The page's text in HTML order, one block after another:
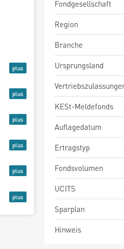
Fondgesellschaft
Region
Branche
Ursprungsland
KESt-Meldefonds
Auflagedatum
Ertragstyp
Fondsvolumen
UCITS
Sparplan
Hinweis